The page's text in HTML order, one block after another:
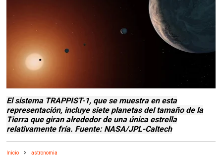
El sistema TRAPPIST-1, que se muestra en esta
representación, incluye siete planetas del tamaño de la
Tierra que giran alrededor de una única estrella
relativamente fría. Fuente: NASA/JPL-Caltech
Inicio astronomia